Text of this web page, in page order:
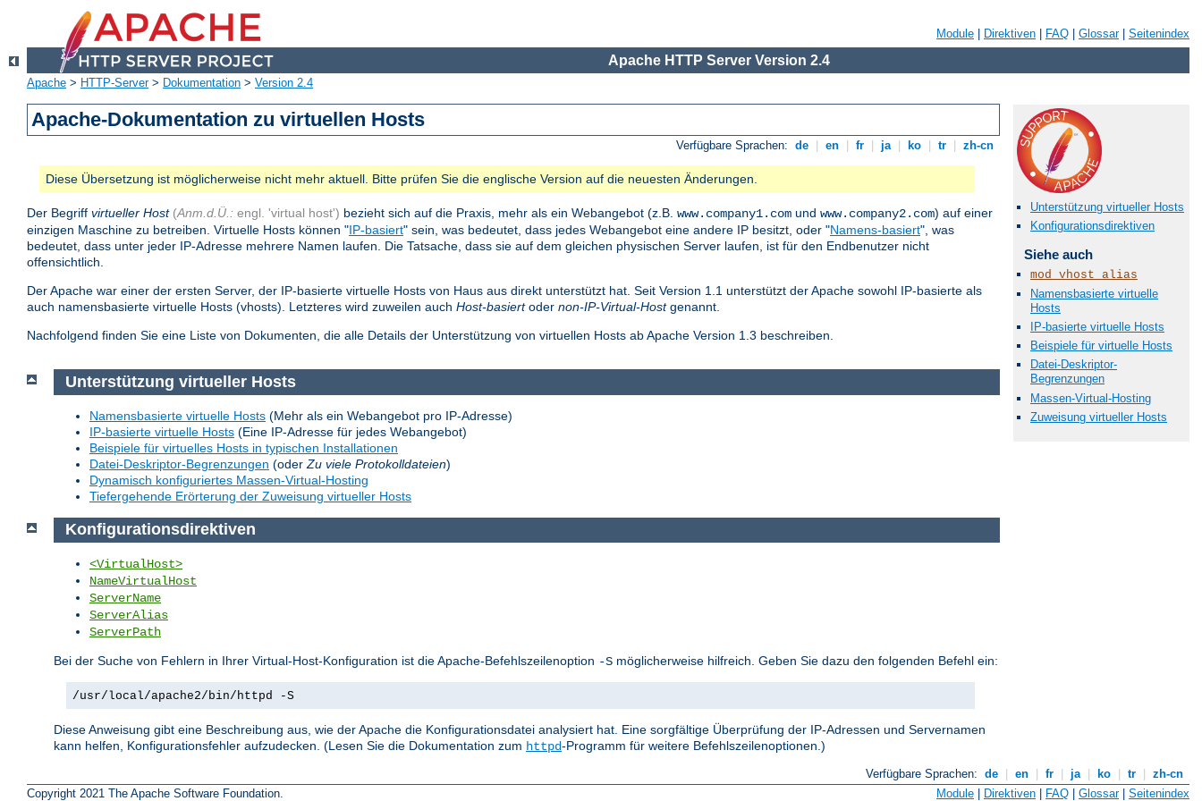
Module Direktiven FAQ Glossar| Seitenindex
Apache HTTP Server Version 2.4
Apache > HTTP-Server> Dokumentation > Version 2.4
Apache-Dokumentation zu virtuellen Hosts
Verfügbare Sprachen: de en fr ja ko tr zh-cn
Diese Übersetzung ist möglicherweise nicht mehr aktuell. Bitte prüfen Sie die englische Version auf die neuesten Änderungen.
Der Begriff virtueller Host (Anm.d.Ü.: engl. 'virtual host') bezieht sich auf die Praxis, mehr als ein Webangebot (z.B. www.company1.com und www.company2.com) auf einer
einzigen Maschine zu betreiben. Virtuelle Hosts können "IP-basiert" sein, was bedeutet, dass jedes Webangebot eine andere IP besitzt, oder "Namens-basiert", was
bedeutet, dass unter jeder IP-Adresse mehrere Namen laufen. Die Tatsache, dass sie auf dem gleichen physischen Server laufen, ist für den Endbenutzer nicht
offensichtlich.
Der Apache war einer der ersten Server, der IP-basierte virtuelle Hosts von Haus aus direkt unterstützt hat. Seit Version 1.1 unterstützt der Apache sowohl IP-basierte als
auch namensbasierte virtuelle Hosts (vhosts). Letzteres wird zuweilen auch Host-basiertoder non-IP-Virtual-Hostgenannt.
Nachfolgend finden Sie eine Liste von Dokumenten, die alle Details der Unterstützung von virtuellen Hosts ab Apache Version 1.3 beschreiben.
Unterstützung virtueller Hosts
Konfigurationsdirektiven
Siehe auch
mod_vhost_alias
Namensbasierte virtuelle
Hosts
IP-basierte virtuelle Hosts
Beispiele für virtuelle Hosts
Datei-Deskriptor-
Begrenzungen
Massen-Virtual-Hosting
Zuweisung virtueller Hosts
Unterstützung virtueller Hosts
Namensbasierte virtuelle Hosts (Mehr als ein Webangebot pro IP-Adresse)
IP-basierte virtuelle Hosts (Eine IP-Adresse für jedes Webangebot)
Beispiele für virtuelles Hosts in typischen Installationen
Datei-Deskriptor-Begrenzungen (oder Zu viele Protokolldateien)
Dynamisch konfiguriertes Massen-Virtual-Hosting
Tiefergehende Erörterung der Zuweisung virtueller Hosts
Konfigurationsdirektiven
<VirtualHost>
NameVirtualHost
ServerName
ServerAlias
ServerPath
Bei der Suche von Fehlern in Ihrer Virtual-Host-Konfiguration ist die Apache-Befehlszeilenoption -S möglicherweise hilfreich. Geben Sie dazu den folgenden Befehl ein:
/usr/local/apache2/bin/httpd -S
Diese Anweisung gibt eine Beschreibung aus, wie der Apache die Konfigurationsdatei analysiert hat. Eine sorgfältige Überprüfung der IP-Adressen und Servernamen
kann helfen, Konfigurationsfehler aufzudecken. (Lesen Sie die Dokumentation zum httpd-Programm für weitere Befehlszeilenoptionen.)
Verfügbare Sprachen: de en fr ja ko tr
zh-cn
Copyright 2021 The Apache Software Foundation.
Module Direktiven FAQ Glossar| Seitenindex